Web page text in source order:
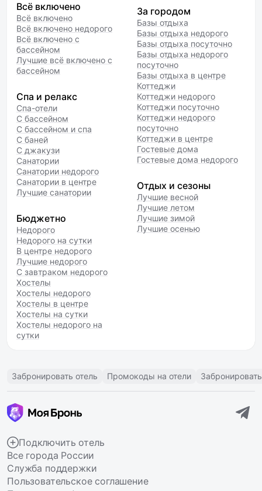
Всё включено
Всё включено
Всё включено недорого
Всё включено с
бассейном
Лучшие всё включено с
бассейном
Спа и релакс
Спа-отели
С бассейном
С бассейном и спа
С баней
С джакузи
Санатории
Санатории недорого
Санатории в центре
Лучшие санатории
Бюджетно
Недорого
Недорого на сутки
В центре недорого
Лучшие недорого
С завтраком недорого
Хостелы
Хостелы недорого
Хостелы в центре
Хостелы на сутки
Хостелы недорого на
сутки
За городом
Базы отдыха
Базы отдыха недорого
Базы отдыха посуточно
Базы отдыха недорого
посуточно
Базы отдыха в центре
Коттеджи
Коттеджи недорого
Коттеджи посуточно
Коттеджи недорого
посуточно
Коттеджи в центре
Гостевые дома
Гостевые дома недорого
Отдых и сезоны
Лучшие весной
Лучшие летом
Лучшие зимой
Лучшие осенью
Забронировать отель Промокоды на отели
Подключить отель
Все города России
Служба поддержки
Пользовательское соглашение